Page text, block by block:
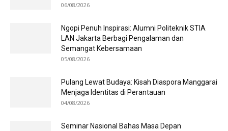
06/08/2026
Ngopi Penuh Inspirasi: Alumni Politeknik STIA
LAN Jakarta Berbagi Pengalaman dan
Semangat Kebersamaan
05/08/2026
Pulang Lewat Budaya: Kisah Diaspora Manggarai
Menjaga Identitas di Perantauan
04/08/2026
Seminar Nasional Bahas Masa Depan